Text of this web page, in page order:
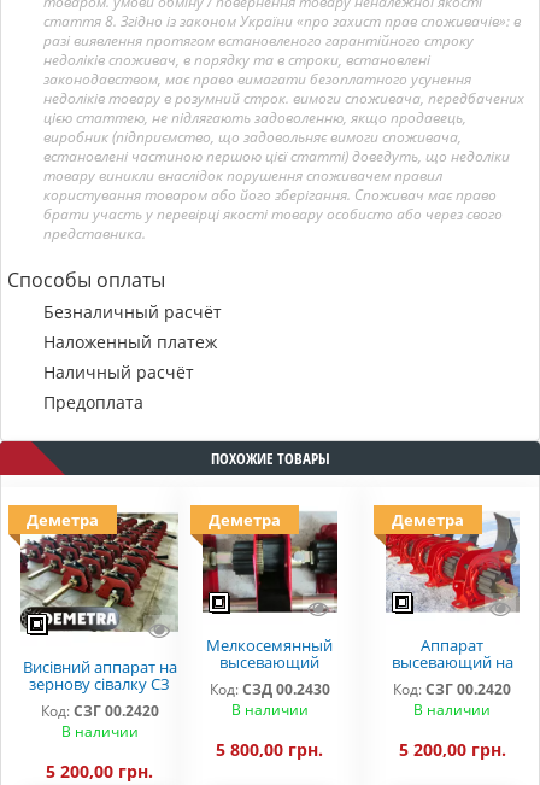
стаття 8. Згідно із законом України «про захист прав споживачів»: в
разі виявлення протягом встановленого гарантійного строку
недоліків споживач, в порядку та в строки, встановлені
законодавством, має право вимагати безоплатного усунення
недоліків товару в розумний строк. вимоги споживача, передбачених
цією статтею, не підлягають задоволенню, якщо продавець,
виробник (підприємство, що задовольняє вимоги споживача,
встановлені частиною першою цієї статті) доведуть, що недоліки
товару виникли внаслідок порушення споживачем правил
користування товаром або його зберігання. Споживач має право
брати участь у перевірці якості товару особисто або через свого
представника.
Способы оплаты
Безналичный расчёт
Наложенный платеж
Наличный расчёт
Предоплата
ПОХОЖИЕ ТОВАРЫ
Деметра
Висівний аппарат на
зернову сівалку СЗ
3,6 СЗ 5,4 СЗП
СЗТ(металокераміка
)
Код:СЗГ 00.2420
В наличии
5 200,00 грн.
Деметра
Мелкосемянный
высевающий
зерновую сеялку
СЗ 3,6 СЗ 5,4
Код:СЗД 00.2430
В наличии
5 800,00 грн.
Деметра
Аппарат
высевающий на
СЗ 3,6 СЗ 5,4 СЗП
СЗТ
Код:СЗГ 00.2420
В наличии
5 200,00 грн.